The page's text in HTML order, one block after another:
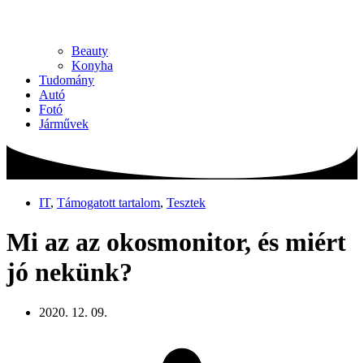
Beauty
Konyha
Tudomány
Autó
Fotó
Járművek
IT, Támogatott tartalom, Tesztek
Mi az az okosmonitor, és miért
jó nekünk?
2020. 12. 09.